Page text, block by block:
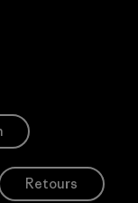
Retours